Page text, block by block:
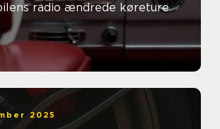
radio ændrede køreture
2025